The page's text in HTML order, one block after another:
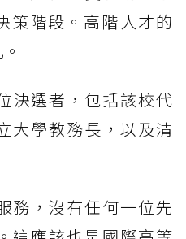
策階段。高階人才的
決選者，包括該校代
大學教務長，以及清
務，沒有任何一位先